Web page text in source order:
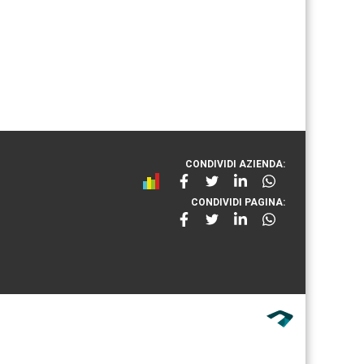
CONDIVIDI AZIENDA:
CONDIVIDI PAGINA: